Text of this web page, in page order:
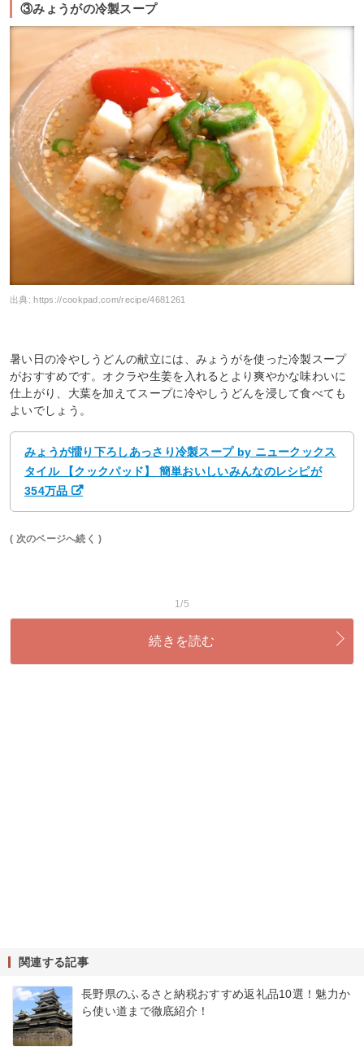
③みょうがの冷製スープ
出典:https://cookpad.com/recipe/4681261
暑い日の冷やしうどんの献立には、みょうがを使った冷製スープ
がおすすめです。オクラや生姜を入れるとより爽やかな味わいに
仕上がり、大葉を加えてスープに冷やしうどんを浸して食べても
よいでしょう。
みょうが擂り下ろしあっさり冷製スープ by ニュークックス
タイル 【クックパッド】 簡単おいしいみんなのレシピが
354万品
( 次のページへ続く )
1/5
続きを読む
関連する記事
長野県のふるさと納税おすすめ返礼品10選！魅力か
ら使い道まで徹底紹介！